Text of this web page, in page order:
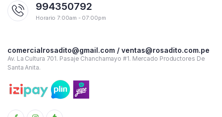
994350792
Horario 7:00am - 07:00pm
comercialrosadito@gmail.com / ventas@rosadito.com.pe
Av. La Cultura 701. Pasaje Chanchamayo #1. Mercado Productores De
Santa Anita.